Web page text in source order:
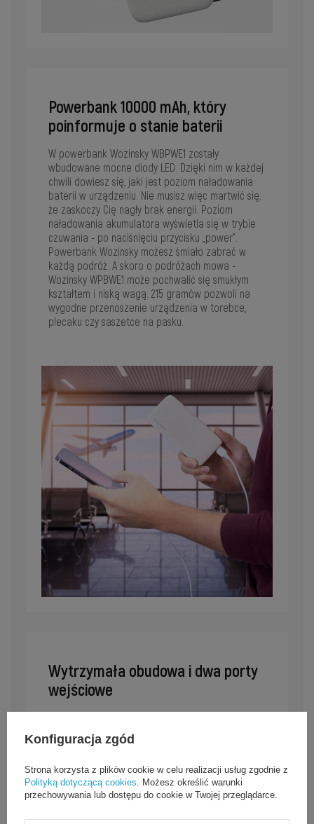
Powerbank 10000 mAh, który
poinformuje o stanie baterii
W powerbank Wozinsky WBPWE1 zostały
wbudowane mocne diody LED. Dzięki nim w każdej
chwili dowiesz się, jaki jest poziom naładowania
baterii w urządzeniu. Nie musisz więc martwić się,
że zaskoczy Cię nagły brak energii. Poziom
naładowania akumulatora wyświetla się w trybie
czuwania - po naciśnięciu przycisku „power”.
Powerbank Wozinsky możesz śmiało zabrać w
każdą podróż. A skoro o podróżach mowa -
Wozinsky WPBWE1 może pochwalić się smukłym
kształtem i niską wagą. 215 gramów pozwoli na
wygodne przenoszenie urządzenia w torebce,
plecaku czy saszetce na pasku.
Wytrzymała obudowa i dwa porty
wejściowe
WPBWE1 możesz wykorzystać przewód z wtyczką
USB Typ C lub micro USB. Ty wybierasz! Wystarczy,
odpowiednią końcówkę kabla, a drugą końcówkę
połączysz z ładowarką lub portem USB w
komputerze. W czasie ładowania diody LED będą
wyświetlać poziom naładowania akumulatora.
Konfiguracja zgód
Strona korzysta z plików cookie w celu realizacji usług zgodnie z
Polityką dotyczącą cookies . Możesz określić warunki
przechowywania lub dostępu do cookie w Twojej przeglądarce.